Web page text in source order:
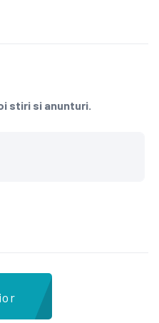
stiri si anunturi.